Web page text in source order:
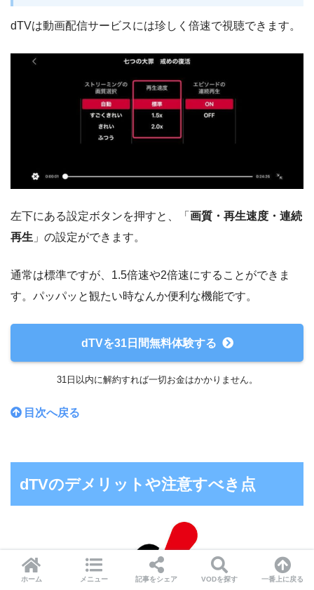
dTVは動画配信サービスには珍しく倍速で視聴できます。
左下にある設定ボタンを押すと、「 画質・再生速度・連続
再生 」の設定ができます。
通常は標準ですが、1.5倍速や2倍速にすることができま
す。パッパッと観たい時なんか便利な機能です。
dTVを31日間無料体験する
31日以内に解約すれば一切お金はかかりません。
目次へ戻る
dTVのデメリットや注意すべき点
ホーム メニュー 記事をシェア VODを探す 一番上に戻る